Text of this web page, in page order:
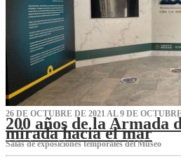
26 DE OCTUBRE DE 2021 AL 9 DE
200 años de la Armada
mirada hacia el mar
Salas de exposiciones temporales del Museo‌